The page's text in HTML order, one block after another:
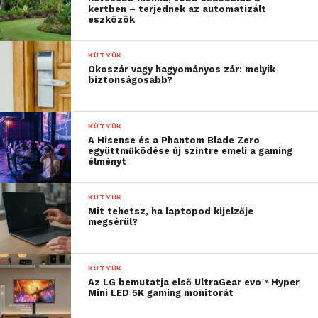
többek között az egészségügyi oktatáshoz és nagy
orvosi konferenciákhoz szükséges szürkeskála-
megjelenítésre szolgáló DICOM sim képmód.
Rugalmas üzembe helyezésre
tervezve
Mivel az LX-4K3500Z bármilyen 360 fokos
elrendezésben felszerelhető és portré módban is
használható, szinte bármilyen térben üzembe lehet
helyezni. Előadótermekben is ideális, hiszen négy
sarokponton alapuló trapéztorzítás-korrekcióra,
sarokállításra és a geometriai torzítás
kiküszöbölésére alkalmas szoftvert alkalmaz az
egyenetlen felületekre, például sarkokra vagy ívelt
falakra vetítéskor jellemző torzítás
kiküszöböléséhez. A beépített edge-blending
funkció a pixelek pozíciójának korrigálásával
kertben – terjednek az automatizált
eszközök
KÜTYÜK
Okoszár vagy hagyományos zár: melyik
biztonságosabb?
KÜTYÜK
A Hisense és a Phantom Blade Zero
együttműködése új szintre emeli a gaming
élményt
KÜTYÜK
Mit tehetsz, ha laptopod kijelzője
megsérül?
KÜTYÜK
Az LG bemutatja első UltraGear evo™ Hyper
Mini LED 5K gaming monitorát